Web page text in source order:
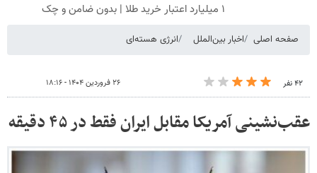
۱ میلیارد اعتبار خرید طلا | بدون ضامن و چک
صفحه اصلی اخبار بین‌الملل انرژی هسته‌ای
۴۲ نفر ۲۶ فروردین ۱۴۰۴ - ۱۸:۱۶
عقب‌نشینی آمریکا مقابل ایران فقط در ۴۵ دقیقه